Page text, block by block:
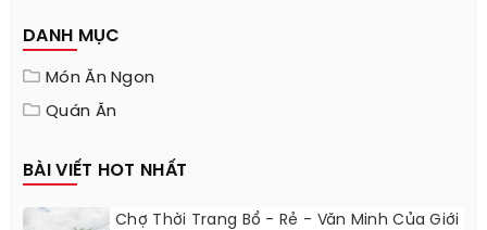
DANH MỤC
Món Ăn Ngon
Quán Ăn
BÀI VIẾT HOT NHẤT
Chợ Thời Trang Bổ - Rẻ - Văn Minh Của Giới